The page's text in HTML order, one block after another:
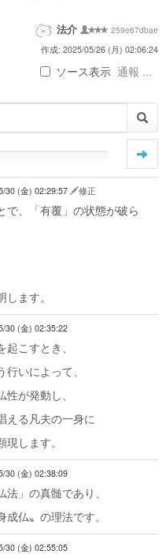
法介
259e67dbae
作成: 2025/05/26 (月) 02:06:24
ソース表示 通報 ...
30 (金) 02:29:57 修正
で、「有覆」の状態が破ら
ます。
30 (金) 02:35:22
こすとき、
いによって、
が発動し、
える凡夫の一身に
現します。
30 (金) 02:38:09
」の真髄であり、
仏〟の理法です。
30 (金) 02:55:05